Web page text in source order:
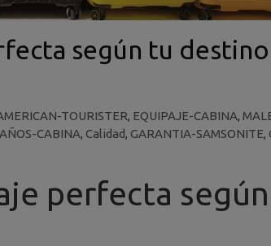
según tu
TOURISTER, EQUIPAJE-CABINA,
CABINA, Calidad, GARANTIA-SAMSONITE,
perfecta